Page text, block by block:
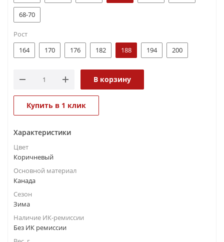
68-70
Рост
164
170 176 182 188 194 200
В корзину
Купить в 1 клик
Характеристики
Цвет
Коричневый
Основной материал
Канада
Сезон
Зима
Наличие ИК-ремиссии
Без ИК ремиссии